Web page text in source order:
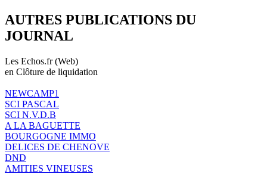
AUTRES PUBLICATIONS DU
JOURNAL
Les Echos.fr (Web)
en Clôture de liquidation
NEWCAMP1
SCI PASCAL
SCI N.V.D.B
A LA BAGUETTE
BOURGOGNE IMMO
DELICES DE CHENOVE
DND
AMITIES VINEUSES